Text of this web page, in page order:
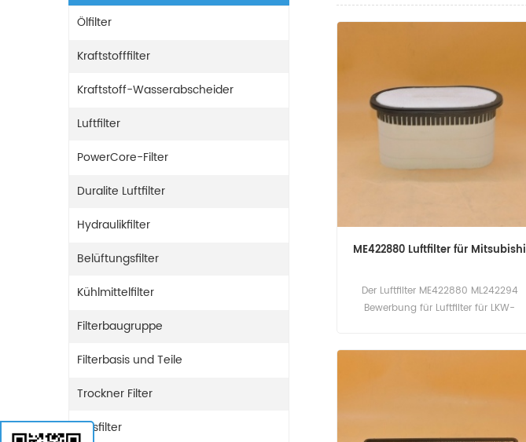
Ölfilter
Kraftstofffilter
Kraftstoff-Wasserabscheider
Luftfilter
PowerCore-Filter
Duralite Luftfilter
Hydraulikfilter
Belüftungsfilter
Kühlmittelfilter
Filterbaugruppe
Filterbasis und Teile
Trockner Filter
Gasfilter
ME422880 Luftfilter für Mitsubishi
Der Luftfilter ME422880 ML242294
Bewerbung für Luftfilter für LKW-